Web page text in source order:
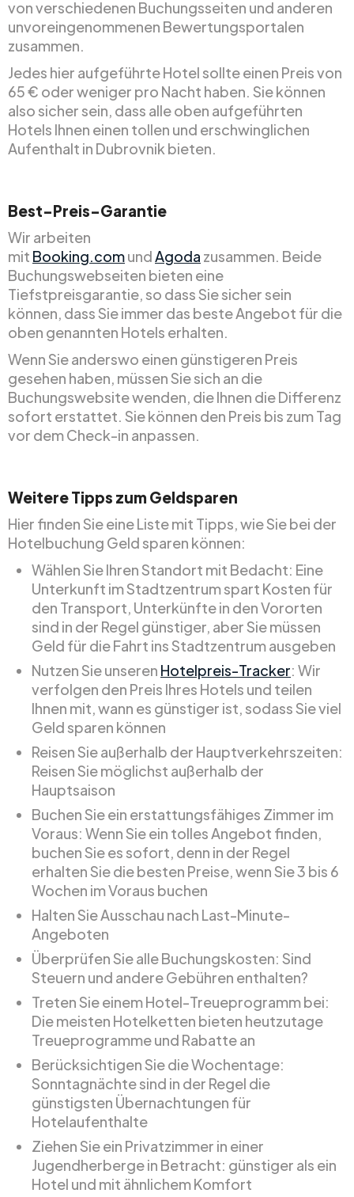
von verschiedenen Buchungsseiten und anderen
unvoreingenommenen Bewertungsportalen
zusammen.
Jedes hier aufgeführte Hotel sollte einen Preis von
65 € oder weniger pro Nacht haben. Sie können
also sicher sein, dass alle oben aufgeführten
Hotels Ihnen einen tollen und erschwinglichen
Aufenthalt in Dubrovnik bieten.
Best-Preis-Garantie
Wir arbeiten
mit Booking.comundAgoda zusammen. Beide
Buchungswebseiten bieten eine
Tiefstpreisgarantie, so dass Sie sicher sein
können, dass Sie immer das beste Angebot für die
oben genannten Hotels erhalten.
Wenn Sie anderswo einen günstigeren Preis
gesehen haben, müssen Sie sich an die
Buchungswebsite wenden, die Ihnen die Differenz
sofort erstattet. Sie können den Preis bis zum Tag
vor dem Check-in anpassen.
Weitere Tipps zum Geldsparen
Hier finden Sie eine Liste mit Tipps, wie Sie bei der
Hotelbuchung Geld sparen können:
Wählen Sie Ihren Standort mit Bedacht: Eine
Unterkunft im Stadtzentrum spart Kosten für
den Transport, Unterkünfte in den Vororten
sind in der Regel günstiger, aber Sie müssen
Geld für die Fahrt ins Stadtzentrum ausgeben
Nutzen Sie unseren Hotelpreis-Tracker: Wir
verfolgen den Preis Ihres Hotels und teilen
Ihnen mit, wann es günstiger ist, sodass Sie viel
Geld sparen können
Reisen Sie außerhalb der Hauptverkehrszeiten:
Reisen Sie möglichst außerhalb der
Hauptsaison
Buchen Sie ein erstattungsfähiges Zimmer im
Voraus: Wenn Sie ein tolles Angebot finden,
buchen Sie es sofort, denn in der Regel
erhalten Sie die besten Preise, wenn Sie 3 bis 6
Wochen im Voraus buchen
Halten Sie Ausschau nach Last-Minute-
Angeboten
Überprüfen Sie alle Buchungskosten: Sind
Steuern und andere Gebühren enthalten?
Treten Sie einem Hotel-Treueprogramm bei:
Die meisten Hotelketten bieten heutzutage
Treueprogramme und Rabatte an
Berücksichtigen Sie die Wochentage:
Sonntagnächte sind in der Regel die
günstigsten Übernachtungen für
Hotelaufenthalte
Ziehen Sie ein Privatzimmer in einer
Jugendherberge in Betracht: günstiger als ein
Hotel und mit ähnlichem Komfort